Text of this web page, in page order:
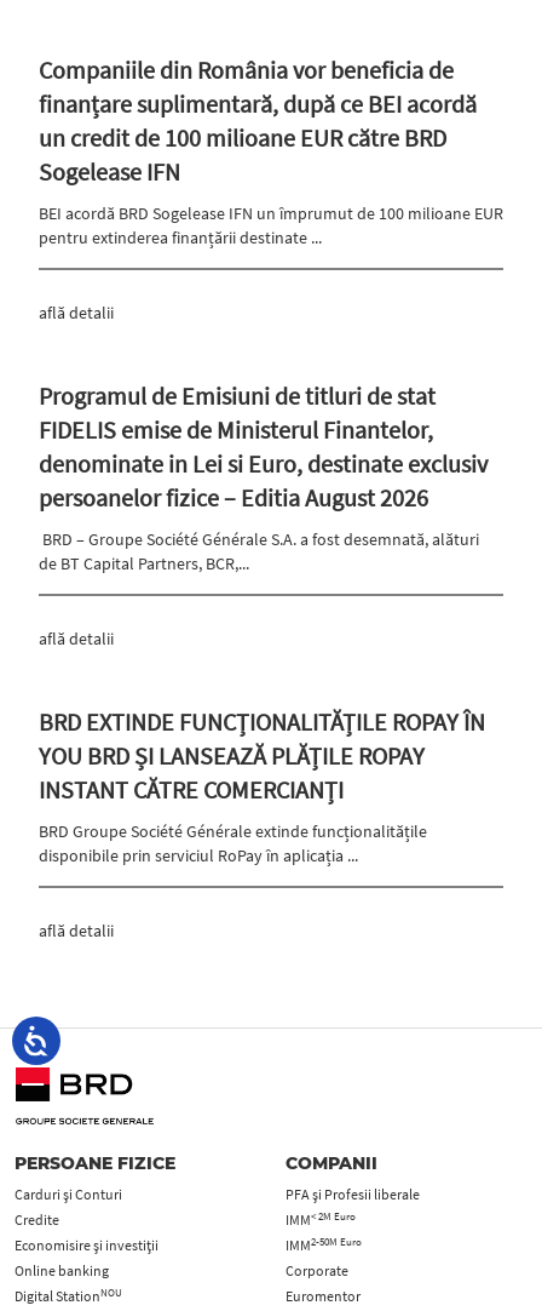
Companiile din România vor beneficia de
finanțare suplimentară, după ce BEI acordă
un credit de 100 milioane EUR către BRD
Sogelease IFN
BEI acordă BRD Sogelease IFN un împrumut de 100 milioane EUR
pentru extinderea finanțării destinate ...
află detalii
Programul de Emisiuni de titluri de stat
FIDELIS emise de Ministerul Finantelor,
denominate in Lei si Euro, destinate exclusiv
persoanelor fizice – Editia August 2026
BRD – Groupe Société Générale S.A. a fost desemnată, alături
de BT Capital Partners, BCR,...
află detalii
BRD EXTINDE FUNCȚIONALITĂȚILE ROPAY ÎN
YOU BRD ȘI LANSEAZĂ PLĂȚILE ROPAY
INSTANT CĂTRE COMERCIANȚI
BRD Groupe Société Générale extinde funcționalitățile
disponibile prin serviciul RoPay în aplicația ...
află detalii
PERSOANE FIZICE
Carduri şi Conturi
Credite
Economisire și investiții
Online banking
Digital StationNOU
COMPANII
PFA şi Profesii liberale
IMM< 2M Euro
IMM2-50M Euro
Corporate
Euromentor